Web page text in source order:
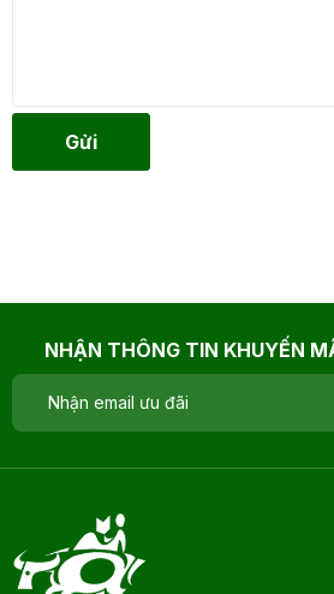
Gửi
NHẬN THÔNG TIN KHUYẾN